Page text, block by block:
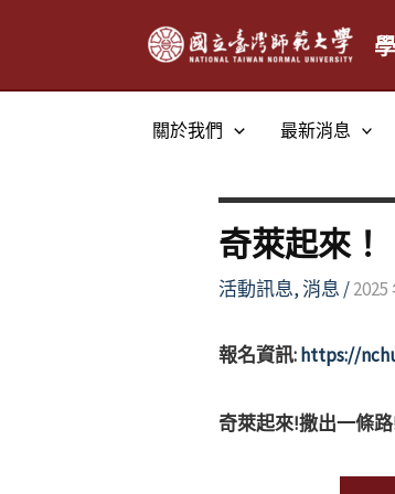
關於我們 最新消息
奇萊起來
活動訊息,消息 /2025
報名資訊:https://
奇萊起來!撒出一條